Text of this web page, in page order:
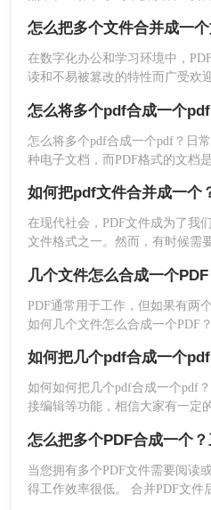
2、打开链接进入PDF合并
果有密码保护的话，需要
3、上传需要合并的PDF文
可。
么合成一个pdf呢？本文将详细介
你轻松合并多个PDF文件，提高
在数字化办公和学习环境中，
读和不易被篡改的特性而广受欢
况，以便于整理、分享或存档。
个文件呢？本文将详细介绍几种
件的有效方法，帮助您高效管理
怎么将多个pdf合成一个
怎么将多个pdf合成一个pdf？日
种电子文档，而PDF格式的文档
以对一些需要合并的PDF文件进
作更有秩序吗？不过，许多小伙
么下面小编就谈谈如何快速实现
在现代社会，PDF文件成为了我
文件格式之一。然而，有时候需
快速而简便的方法可以帮助我们
如何把pdf文件合并成一个吧。
PDF通常用于工作，但如果有两
如何几个文件怎么合成一个PDF
想与大家分享PDF合并的方法技
如何如何把几个pdf合成一个pdf
接编辑等功能，相信大家有一定
们就分享一下如何将pdf合并吧
当您拥有多个PDF文件需要阅读
得工作效率很低。 合并PDF文件